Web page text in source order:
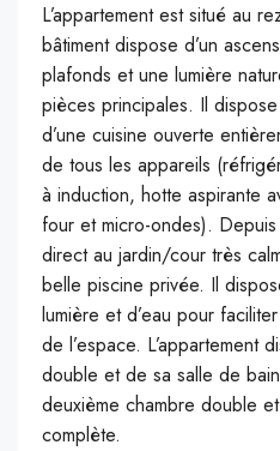
L’appartement est situé au
bâtiment dispose d’un
plafonds et une lumière
pièces principales. Il
d’une cuisine ouverte
de tous les appareils
à induction, hotte aspirante
four et micro-ondes).
direct au jardin/cour très
belle piscine privée. Il
lumière et d’eau pour
de l’espace. L’appartement
double et de sa salle de
deuxième chambre double
complète.